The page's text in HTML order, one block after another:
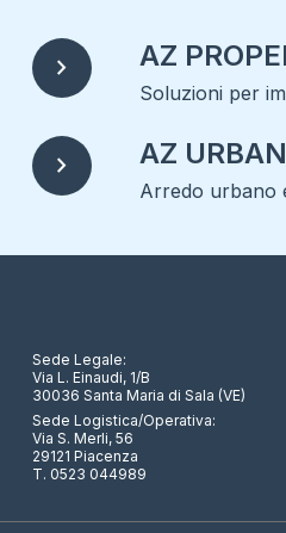
chevron_right AZ
Soluzioni per
chevron_right AZ URBAN
Arredo urbano
Sede Legale:
Via L. Einaudi, 1/B
30036 Santa Maria di Sala (VE)
Sede Logistica/Operativa:
Via S. Merli, 56
29121 Piacenza
T. 0523 044989